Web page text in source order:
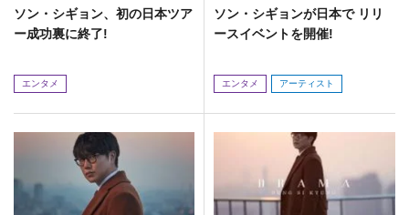
ソン・シギョン、初の日本ツア
ー成功裏に終了!
エンタメ
ソン・シギョンが日本で リリ
ースイベントを開催!
エンタメ アーティスト